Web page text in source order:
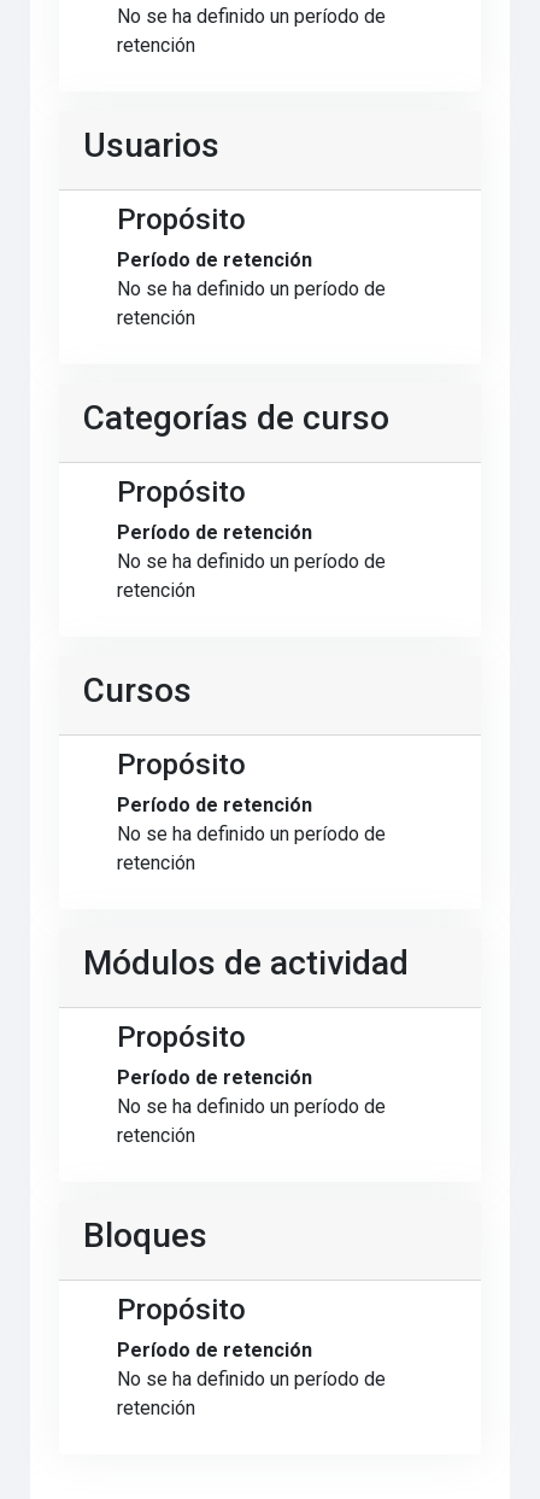
No se ha definido un período de
retención
Usuarios
Propósito
Período de retención
No se ha definido un período de
retención
Categorías de curso
Propósito
Período de retención
No se ha definido un período de
retención
Cursos
Propósito
Período de retención
No se ha definido un período de
retención
Módulos de actividad
Propósito
Período de retención
No se ha definido un período de
retención
Bloques
Propósito
Período de retención
No se ha definido un período de
retención